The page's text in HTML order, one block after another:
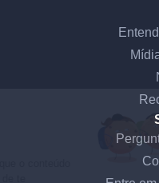
os Cookies!
Esperámos ter a certeza de
deste site te interessa antes